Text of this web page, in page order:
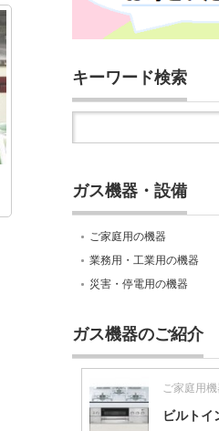
キーワード検索
ガス機器・設備
ご家庭用の機器
業務用・工業用の機器
災害・停電用の機器
ガス機器のご紹介
ご家庭用
ビルトイ